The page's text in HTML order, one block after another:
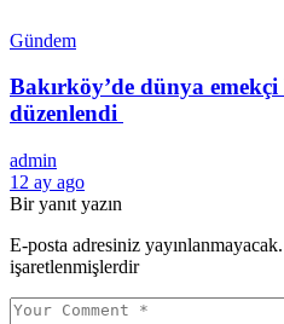
Gündem
Bakırköy’de dünya
düzenlendi
admin
12 ay ago
Bir yanıt yazın
E-posta adresiniz yayınlanmayacak.
işaretlenmişlerdir